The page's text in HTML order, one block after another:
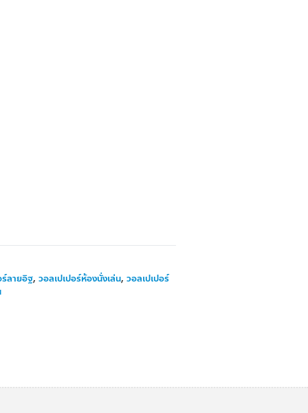
ร์ลายอิฐ, วอลเปเปอร์ห้องนั่งเล่น, วอลเปเปอร์